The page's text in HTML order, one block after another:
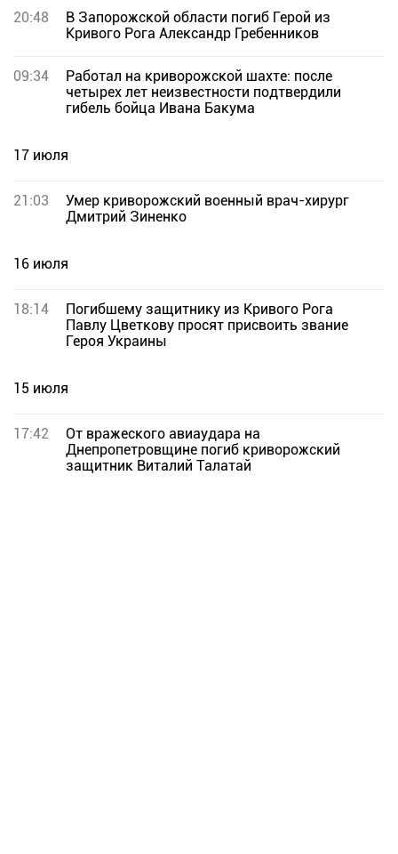
20:48
В Запорожской области погиб Герой из
Кривого Рога Александр Гребенников
09:34
Работал на криворожской шахте: после
четырех лет неизвестности подтвердили
гибель бойца Ивана Бакума
17 июля
21:03
Умер криворожский военный врач-хирург
Дмитрий Зиненко
16 июля
18:14
Погибшему защитнику из Кривого Рога
Павлу Цветкову просят присвоить звание
Героя Украины
15 июля
17:42
От вражеского авиаудара на
Днепропетровщине погиб криворожский
защитник Виталий Талатай